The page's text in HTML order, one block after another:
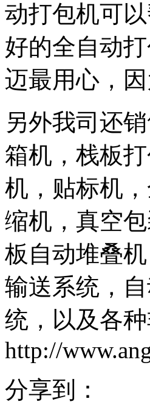
动打包机可
好的全自动
迈最用心，
另外我司还
箱机，栈板
机，贴标机
缩机，真空
板自动堆叠
输送系统，
统，以及各
http://
分享到：